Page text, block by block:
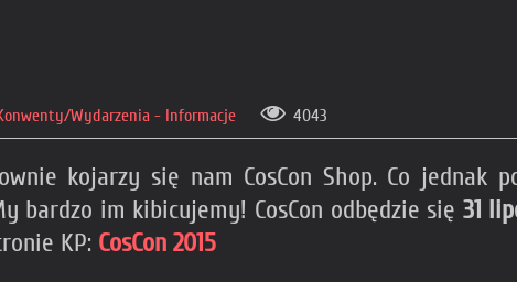
Wydarzenia - Informacje 4043
kojarzy się nam CosCon Shop. Co jednak
bardzo im kibicujemy! CosCon odbędzie się 31
KP: CosCon 2015